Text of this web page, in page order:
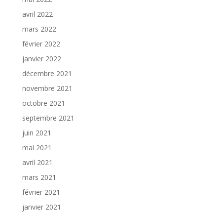
avril 2022
mars 2022
février 2022
janvier 2022
décembre 2021
novembre 2021
octobre 2021
septembre 2021
juin 2021
mai 2021
avril 2021
mars 2021
février 2021
janvier 2021